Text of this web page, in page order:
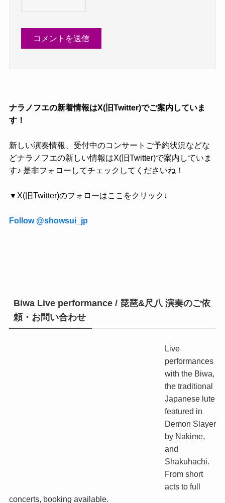
ナラノフエの新着情報はX(旧Twitter)でご案内していま
す！
新しい演奏情報、受付中のコンサートご予約状況などな
どナラノフエの新しい情報はX(旧Twitter)で案内していま
す♪ 是非フォローしてチェックしてくださいね！
▼X(旧Twitter)のフォローはここをクリック↓
Follow @showsui_jp
Biwa Live performance / 琵琶&尺八 演奏のご依
頼・お問い合わせ
Live
performances
with the Biwa,
the traditional
Japanese lute
featured in
Demon Slayer
by Nakime,
and
Shakuhachi.
From short
acts to full
concerts, booking available.